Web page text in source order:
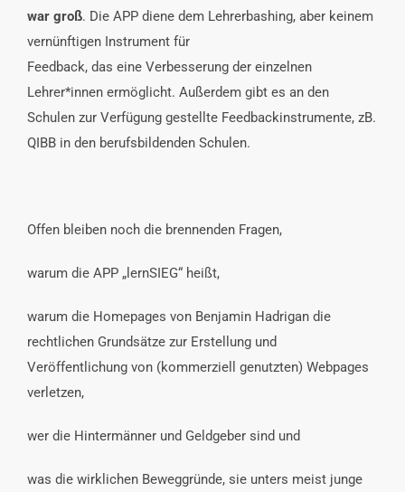
war groß. Die APP diene dem Lehrerbashing, aber keinem
vernünftigen Instrument für
Feedback, das eine Verbesserung der einzelnen
Lehrer*innen ermöglicht. Außerdem gibt es an den
Schulen zur Verfügung gestellte Feedbackinstrumente, zB.
QIBB in den berufsbildenden Schulen.
Offen bleiben noch die brennenden Fragen,
warum die APP „lernSIEG“ heißt,
warum die Homepages von Benjamin Hadrigan die
rechtlichen Grundsätze zur Erstellung und
Veröffentlichung von (kommerziell genutzten) Webpages
verletzen,
wer die Hintermänner und Geldgeber sind und
was die wirklichen Beweggründe, sie unters meist junge